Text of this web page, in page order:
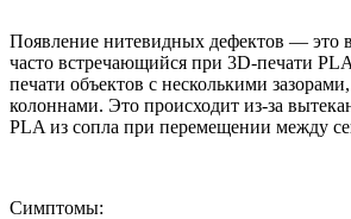
Появление нитевидных дефектов — это
часто встречающийся при 3D-печати
печати объектов с несколькими
колоннами. Это происходит из-за
PLA из сопла при перемещении между
Симптомы: